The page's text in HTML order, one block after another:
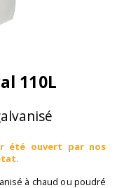
110L
été ouvert par nos
à chaud ou poudré